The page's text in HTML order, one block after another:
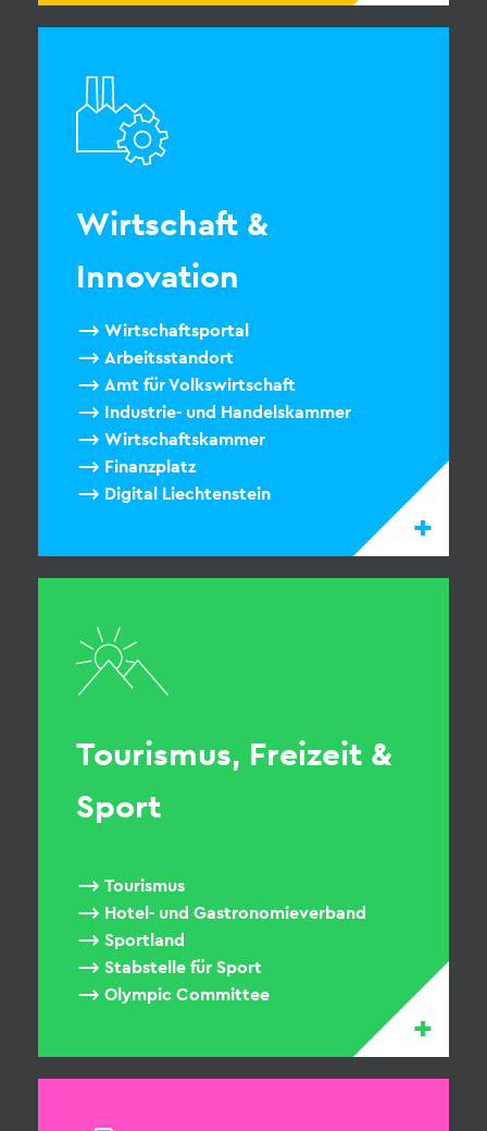
Wirtschaft &
Innovation
Wirtschaftsportal
Arbeitsstandort
Amt für Volkswirtschaft
Industrie- und Handelskammer
Wirtschaftskammer
Finanzplatz
Digital Liechtenstein
+
Tourismus, Freizeit &
Sport
Tourismus
Hotel- und Gastronomieverband
Sportland
Stabstelle für Sport
Olympic Committee
+